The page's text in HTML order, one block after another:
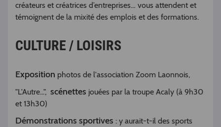
créateurs et créatrices d’entreprises… vous attendent et
témoignent de la mixité des emplois et des formations.
CULTURE / LOISIRS
Exposition photos de l'association Zoom Laonnois,
"L'Autre...", scénettes jouées par la troupe Acaly (à 9h30
et 13h30)
Démonstrations sportives : y aurait-t-il des sports